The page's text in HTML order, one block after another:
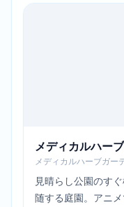
メディカルハー
メディカルハーブガー
見晴らし公園のす
随する庭園。アニ